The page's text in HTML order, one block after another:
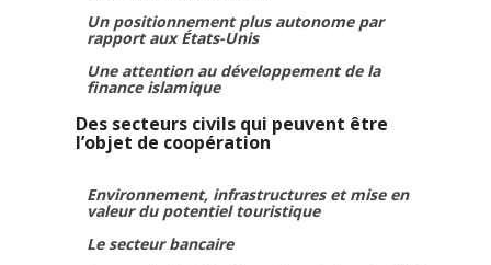
Un positionnement plus autonome par
rapport aux États-Unis
Une attention au développement de la
finance islamique
Des secteurs civils qui peuvent être
l’objet de coopération
Environnement, infrastructures et mise en
valeur du potentiel touristique
Le secteur bancaire